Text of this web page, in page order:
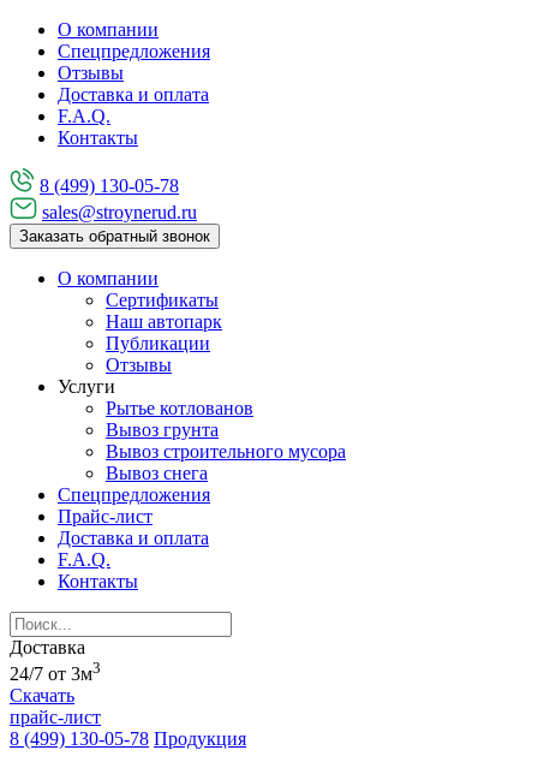
О компании
Спецпредложения
Отзывы
Доставка и оплата
F.A.Q.
Контакты
8 (499) 130-05-78
sales@stroynerud.ru
Заказать обратный звонок
О компании
Сертификаты
Наш автопарк
Публикации
Отзывы
Услуги
Рытье котлованов
Вывоз грунта
Вывоз строительного мусора
Вывоз снега
Спецпредложения
Прайс-лист
Доставка и оплата
F.A.Q.
Контакты
Доставка
24/7 от 3м3
Скачать
прайс-лист
8 (499) 130-05-78 Продукция